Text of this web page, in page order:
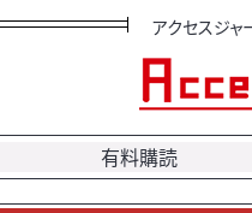
アクセスジ
有料購読